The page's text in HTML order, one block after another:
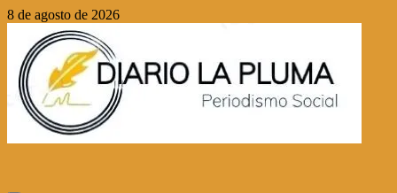
Saltar
contenido
8 de agosto de 2026